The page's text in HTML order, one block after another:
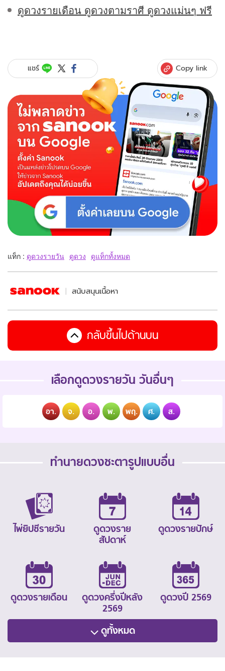
ดูดวงรายเดือน ดูดวงตามราศี ดูดวงแม่นๆ ฟรี
แชร์ Copy link
แท็ก : ดูดวงรายวัน ดูดวง ดูแท็กทั้งหมด
สนับสนุนเนื้อหา
กลับขึ้นไปด้านบน
เลือกดูดวงรายวัน วันอื่นๆ
อา. จ. อ. พ. พฤ. ศ. ส.
ทำนายดวงชะตารูปแบบอื่น
ไพ่ยิปซีรายวัน
ดูดวงราย
สัปดาห์
ดูดวงรายปักษ์
ดูดวงรายเดือน
ดูดวงครึ่งปีหลัง
2569
ดูดวงปี 2569
ดูทั้งหมด